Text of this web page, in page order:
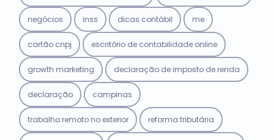
negócios inss dicas contábil me
cartão cnpj escritório de contabilidade online
growth marketing declaração de imposto de renda
declaração campinas
trabalho remoto no exterior reforma tributária